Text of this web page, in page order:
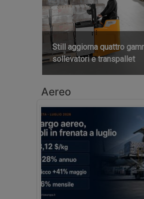
Still aggiorna quattro
sollevatori e transpallet
Aereo